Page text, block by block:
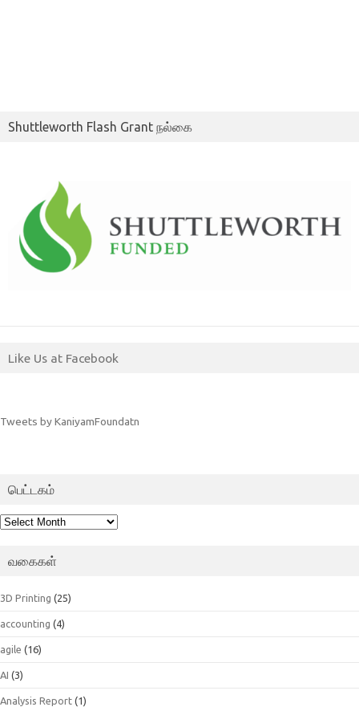
Shuttleworth Flash Grant நல்கை
Like Us at Facebook
Tweets by KaniyamFoundatn
பெட்டகம்
பெட்டகம்
வகைகள்
3D Printing (25)
accounting (4)
agile (16)
AI (3)
Analysis Report (1)